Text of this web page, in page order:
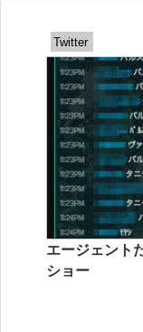
Twitter
エージェント
ショー